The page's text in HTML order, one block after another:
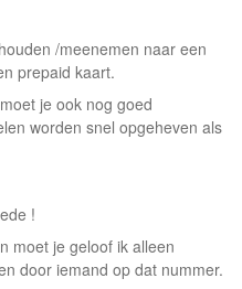
/meenemen naar een
prepaid kaart.
je ook nog goed
worden snel opgeheven als
!
moet je geloof ik alleen
door iemand op dat nummer.